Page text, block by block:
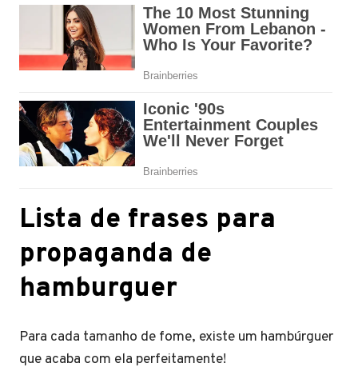
Lista de frases para
propaganda de
hamburguer
Para cada tamanho de fome, existe um hambúrguer
que acaba com ela perfeitamente!